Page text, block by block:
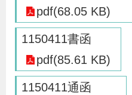
區
pdf(68.05 KB)
1150411書函
pdf(85.61 KB)
1150411通函